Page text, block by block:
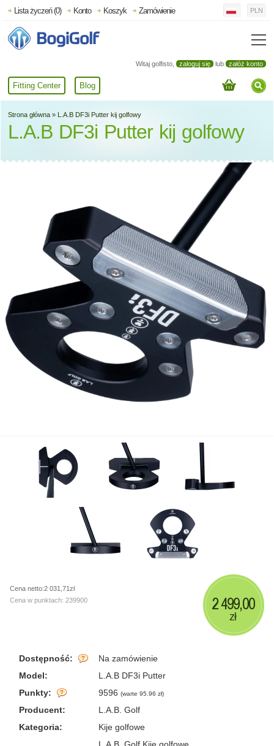
Witaj golfisto, zaloguj się lub załóż konto
Fitting Center Blog
Lista życzeń (0) Konto Koszyk Zamówienie PLN
Strona główna » L.A.B DF3i Putter kij golfowy
L.A.B DF3i Putter kij golfowy
Dostępność:
Na zamówienie
Model:
L.A.B DF3i Putter
Punkty:
9596 (warte 95.96 zł)
Producent:
L.A.B. Golf
Kategoria:
Kije golfowe
Cena netto:2 031,71zł
Cena w punktach: 239900
2 499,00
zł